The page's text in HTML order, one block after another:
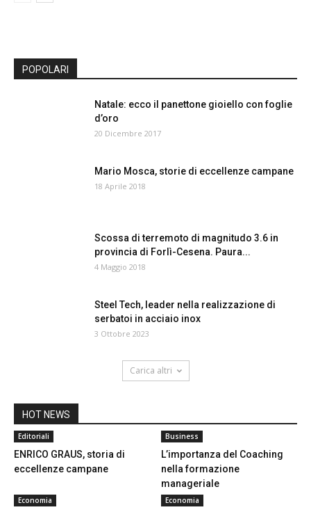
POPOLARI
Natale: ecco il panettone gioiello con foglie
d’oro
20 Dicembre 2017
Mario Mosca, storie di eccellenze campane
18 Aprile 2018
Scossa di terremoto di magnitudo 3.6 in
provincia di Forlì-Cesena. Paura...
4 Maggio 2018
Steel Tech, leader nella realizzazione di
serbatoi in acciaio inox
3 Ottobre 2023
Carica altri
HOT NEWS
Editoriali
ENRICO GRAUS, storia di
eccellenze campane
Business
L’importanza del Coaching
nella formazione
manageriale
Economia Economia